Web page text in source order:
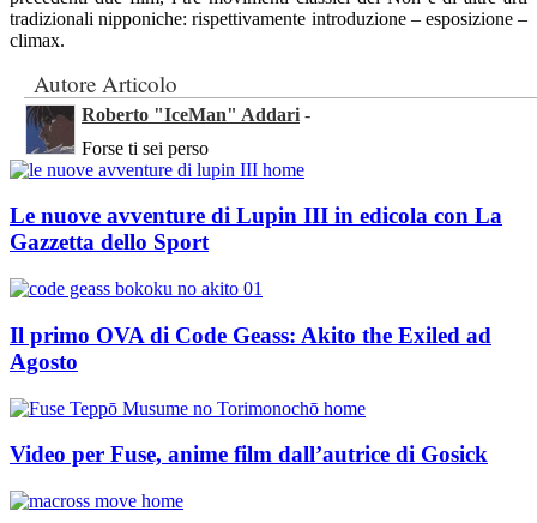
tradizionali nipponiche: rispettivamente introduzione – esposizione –
climax.
Autore Articolo
Roberto "IceMan" Addari -
Forse ti sei perso
Le nuove avventure di Lupin III in edicola con La
Gazzetta dello Sport
Il primo OVA di Code Geass: Akito the Exiled ad
Agosto
Video per Fuse, anime film dall’autrice di Gosick